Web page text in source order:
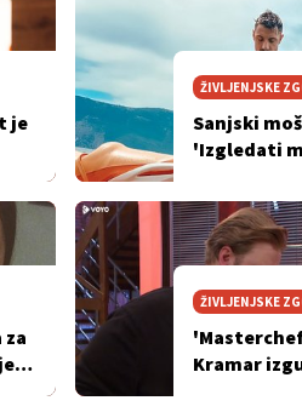
je
ŽIVLJENJSKE
Sanjski
'Izgledati
ŽIVLJENJSKE
Kramar